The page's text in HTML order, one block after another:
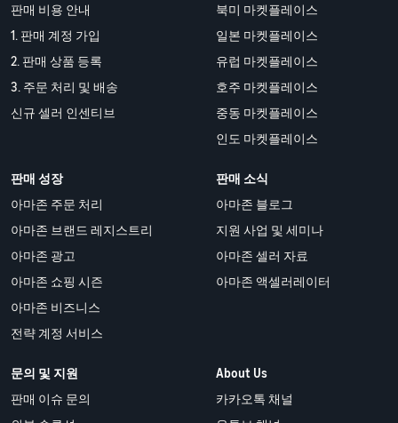
판매 비용 안내
1. 판매 계정 가입
2. 판매 상품 등록
3. 주문 처리 및 배송
신규 셀러 인센티브
북미 마켓플레이스
일본 마켓플레이스
유럽 마켓플레이스
호주 마켓플레이스
중동 마켓플레이스
인도 마켓플레이스
판매 성장
아마존 주문 처리
아마존 브랜드 레지스트리
아마존 광고
아마존 쇼핑 시즌
아마존 비즈니스
전략 계정 서비스
판매 소식
아마존 블로그
지원 사업 및 세미나
아마존 셀러 자료
아마존 액셀러레이터
문의 및 지원
판매 이슈 문의
About Us
카카오톡 채널